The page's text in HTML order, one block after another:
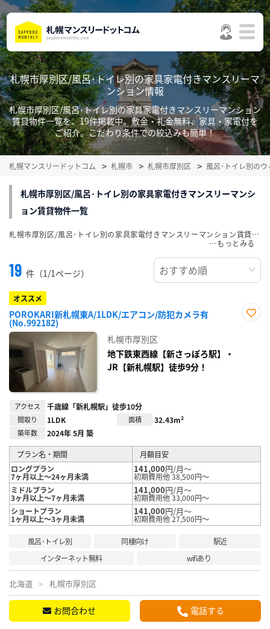
札幌市厚別区/風呂･トイレ別の家具家電付きマンスリーマ
ンション情報
札幌市厚別区/風呂･トイレ別の家具家電付きマンスリーマンション
賃貸物件一覧を、19件掲載中。敷金・礼金無料、家具・家電付を
ご紹介。こだわり条件での絞込みも簡単！
札幌マンスリードットコム 札幌市 札幌市厚別区 風呂･トイレ別の
札幌市厚別区/風呂･トイレ別の家具家電付きマンスリーマンシ
ョン賃貸物件一覧
19 件（1/1ページ）
オススメ
POROKARI新札幌東A/1LDK/エアコン/防犯カメラ有
(No.992182)
札幌市厚別区
地下鉄東西線【新さっぽろ駅】・
JR【新札幌駅】徒歩9分！
アクセス 千歳線「新札幌駅」徒歩10分
間取り 1LDK 面積 32.43m²
築年数 2024年 5月 築
プラン名・期間
月額目安
ロングプラン
7ヶ月以上～24ヶ月未満
141,000円/月～
初期費用他 38,500円～
ミドルプラン
3ヶ月以上～7ヶ月未満
141,000円/月～
初期費用他 33,000円～
ショートプラン
1ヶ月以上～3ヶ月未満
141,000円/月～
初期費用他 27,500円～
風呂･トイレ別 同棲向け
駅近
インターネット無料
wifiあり
北海道 札幌市厚別区
お問合わせ 電話する
札幌市厚別区/風呂･トイレ別の家具家電付きマンスリーマンション賃貸物件一覧を、19件掲載中。敷金・礼金無料、家具・家電付をご紹介。こだわり条件での絞込みも簡単！
…